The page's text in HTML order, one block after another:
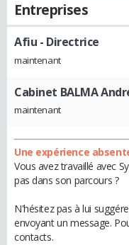
Entreprises
Afiu - Directrice
maintenant
Cabinet BALMA
maintenant
Une expérience
Vous avez travaillé avec
pas dans son parcours ?
N'hésitez pas à lui
envoyant un message.
contacts.